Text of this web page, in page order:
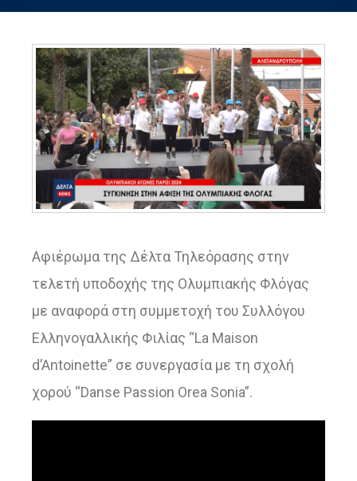
Αφιέρωμα της Δέλτα Τηλεόρασης στην
τελετή υποδοχής της Ολυμπιακής Φλόγας
με αναφορά στη συμμετοχή του Συλλόγου
Ελληνογαλλικής Φιλίας “La Maison
d’Antoinette” σε συνεργασία με τη σχολή
χορού “Danse Passion Orea Sonia”.